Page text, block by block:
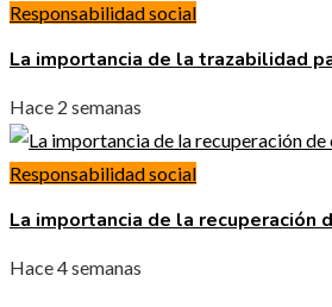
Responsabilidad social
La importancia de la trazabilidad
Hace 2 semanas
Responsabilidad social
La importancia de la recuperación
Hace 4 semanas